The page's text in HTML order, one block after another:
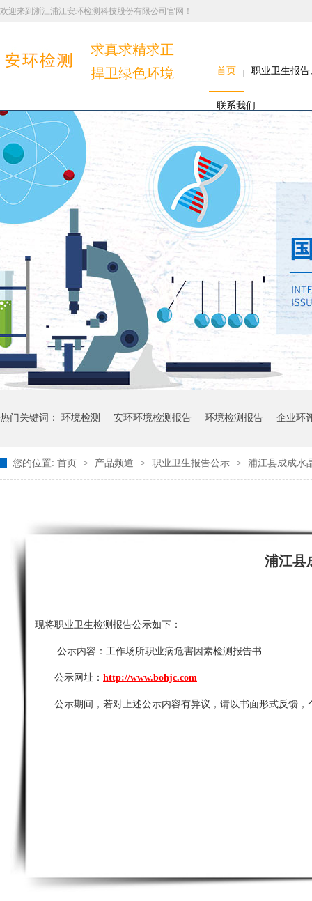
欢迎来到浙江浦江安环检测科技股份有限公司官网！
求真求精求正
捍卫绿色环境
首页 职业卫生报
联系我们
热门关键词： 环境检测 安环环境检测报告 环境检测报告 企业环
您的位置: 首页 > 产品频道 > 职业卫生报告公示 > 浦江县成成水
浦江县
现将职业卫生检测报告公示如下：
公示内容： 工作场所职业病危害因素检测报告书
公示网址： http://www.bohjc.com
公示期间，若对上述公示内容有异议，请以书面形式反馈，